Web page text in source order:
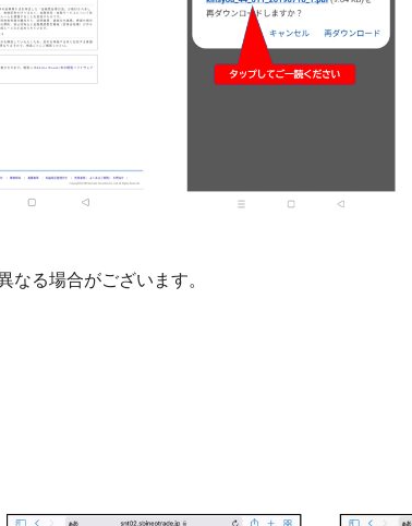
なる場合がございます。